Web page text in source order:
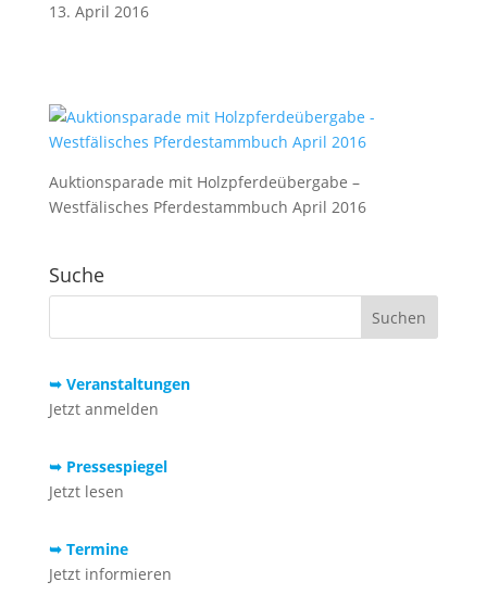
13. April 2016
Auktionsparade mit Holzpferdeübergabe –
Westfälisches Pferdestammbuch April 2016
Suche
➥ Veranstaltungen
Jetzt anmelden
➥ Pressespiegel
Jetzt lesen
➥ Termine
Jetzt informieren